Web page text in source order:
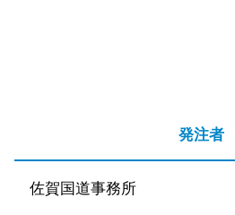
発注者
佐賀国道事務所